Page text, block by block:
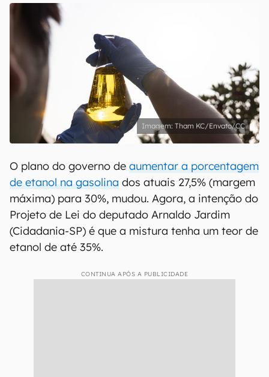
Uso e Política de Privacidade do Canaltech.
Tham KC/Envato/CC
O plano do governo de aumentar a porcentagem
de etanol na gasolina dos atuais 27,5% (margem
máxima) para 30%, mudou. Agora, a intenção do
Projeto de Lei do deputado Arnaldo Jardim
(Cidadania-SP) é que a mistura tenha um teor de
etanol de até 35%.
CONTINUA APÓS A PUBLICIDADE